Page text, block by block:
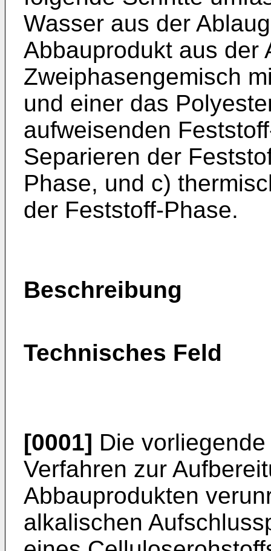
Wasser aus der
Abbauprodukt aus der
Zweiphasengemisch
und einer das
aufweisenden
Separieren der
Phase, und c)
der Feststoff-Phase.
Beschreibung
Technisches Feld
[0001] Die
Verfahren zur
Abbauprodukten
alkalischen